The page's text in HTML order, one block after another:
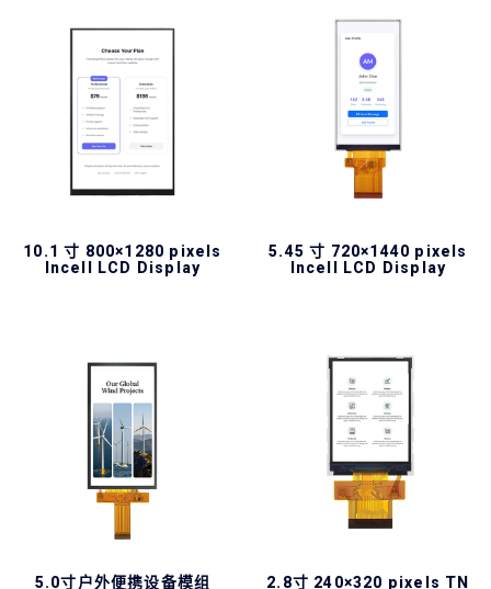
10.1 寸 800×1280 pixels
Incell LCD Display
5.45 寸 720×1440 pixels
Incell LCD Display
5.0寸户外便携设备模组 2.8寸 240×320 pixels TN